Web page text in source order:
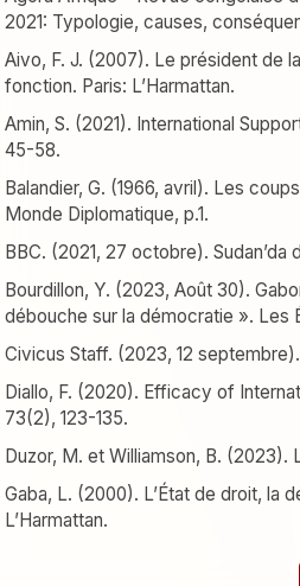
2021: Typologie, causes,
Aivo, F. J. (2007). Le président de
fonction. Paris: L’Harmattan.
Amin, S. (2021). International
45-58.
Balandier, G. (1966, avril). Les
Monde Diplomatique, p.1.
BBC. (2021, 27 octobre). Sudan’da
Bourdillon, Y. (2023, Août 30).
débouche sur la démocratie ». Les
Civicus Staff. (2023, 12
Diallo, F. (2020). Efficacy of
73(2), 123-135.
Duzor, M. et Williamson, B. (2023).
Gaba, L. (2000). L’État de droit, la
L’Harmattan.